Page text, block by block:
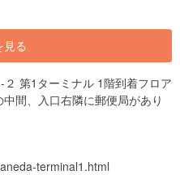
見る
第1ターミナル 1階到着フロア
間、入口右隣に郵便局があり
terminal1.html